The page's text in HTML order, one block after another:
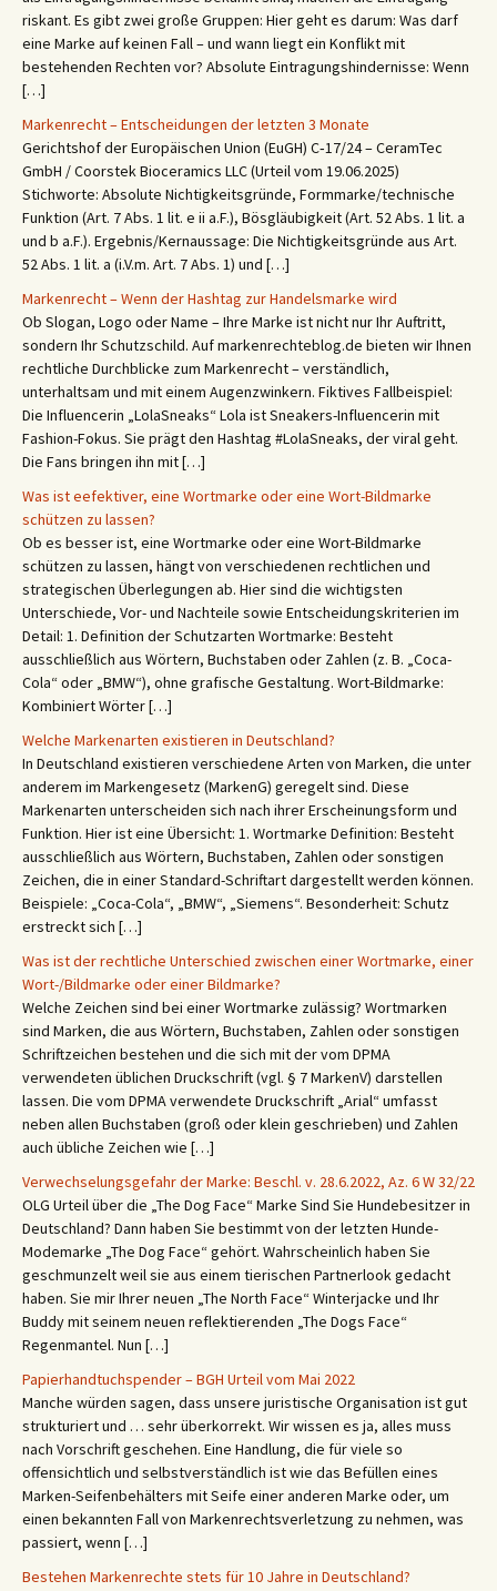
riskant. Es gibt zwei große Gruppen: Hier geht es darum: Was darf
eine Marke auf keinen Fall – und wann liegt ein Konflikt mit
bestehenden Rechten vor? Absolute Eintragungshindernisse: Wenn
[…]
Markenrecht – Entscheidungen der letzten 3 Monate
Gerichtshof der Europäischen Union (EuGH) C‑17/24 – CeramTec
GmbH / Coorstek Bioceramics LLC (Urteil vom 19.06.2025)
Stichworte: Absolute Nichtigkeitsgründe, Formmarke/technische
Funktion (Art. 7 Abs. 1 lit. e ii a.F.), Bösgläubigkeit (Art. 52 Abs. 1 lit. a
und b a.F.). Ergebnis/Kernaussage: Die Nichtigkeitsgründe aus Art.
52 Abs. 1 lit. a (i.V.m. Art. 7 Abs. 1) und […]
Markenrecht – Wenn der Hashtag zur Handelsmarke wird
Ob Slogan, Logo oder Name – Ihre Marke ist nicht nur Ihr Auftritt,
sondern Ihr Schutzschild. Auf markenrechteblog.de bieten wir Ihnen
rechtliche Durchblicke zum Markenrecht – verständlich,
unterhaltsam und mit einem Augenzwinkern. Fiktives Fallbeispiel:
Die Influencerin „LolaSneaks“ Lola ist Sneakers-Influencerin mit
Fashion-Fokus. Sie prägt den Hashtag #LolaSneaks, der viral geht.
Die Fans bringen ihn mit […]
Was ist eefektiver, eine Wortmarke oder eine Wort-Bildmarke
schützen zu lassen?
Ob es besser ist, eine Wortmarke oder eine Wort-Bildmarke
schützen zu lassen, hängt von verschiedenen rechtlichen und
strategischen Überlegungen ab. Hier sind die wichtigsten
Unterschiede, Vor- und Nachteile sowie Entscheidungskriterien im
Detail: 1. Definition der Schutzarten Wortmarke: Besteht
ausschließlich aus Wörtern, Buchstaben oder Zahlen (z. B. „Coca-
Cola“ oder „BMW“), ohne grafische Gestaltung. Wort-Bildmarke:
Kombiniert Wörter […]
Welche Markenarten existieren in Deutschland?
In Deutschland existieren verschiedene Arten von Marken, die unter
anderem im Markengesetz (MarkenG) geregelt sind. Diese
Markenarten unterscheiden sich nach ihrer Erscheinungsform und
Funktion. Hier ist eine Übersicht: 1. Wortmarke Definition: Besteht
ausschließlich aus Wörtern, Buchstaben, Zahlen oder sonstigen
Zeichen, die in einer Standard-Schriftart dargestellt werden können.
Beispiele: „Coca-Cola“, „BMW“, „Siemens“. Besonderheit: Schutz
erstreckt sich […]
Was ist der rechtliche Unterschied zwischen einer Wortmarke, einer
Wort-/Bildmarke oder einer Bildmarke?
Welche Zeichen sind bei einer Wortmarke zulässig? Wortmarken
sind Marken, die aus Wörtern, Buchstaben, Zahlen oder sonstigen
Schriftzeichen bestehen und die sich mit der vom DPMA
verwendeten üblichen Druckschrift (vgl. § 7 MarkenV) darstellen
lassen. Die vom DPMA verwendete Druckschrift „Arial“ umfasst
neben allen Buchstaben (groß oder klein geschrieben) und Zahlen
auch übliche Zeichen wie […]
Verwechselungsgefahr der Marke: Beschl. v. 28.6.2022, Az. 6 W 32/22
OLG Urteil über die „The Dog Face“ Marke Sind Sie Hundebesitzer in
Deutschland? Dann haben Sie bestimmt von der letzten Hunde-
Modemarke „The Dog Face“ gehört. Wahrscheinlich haben Sie
geschmunzelt weil sie aus einem tierischen Partnerlook gedacht
haben. Sie mir Ihrer neuen „The North Face“ Winterjacke und Ihr
Buddy mit seinem neuen reflektierenden „The Dogs Face“
Regenmantel. Nun […]
Papierhandtuchspender – BGH Urteil vom Mai 2022
Manche würden sagen, dass unsere juristische Organisation ist gut
strukturiert und … sehr überkorrekt. Wir wissen es ja, alles muss
nach Vorschrift geschehen. Eine Handlung, die für viele so
offensichtlich und selbstverständlich ist wie das Befüllen eines
Marken-Seifenbehälters mit Seife einer anderen Marke oder, um
einen bekannten Fall von Markenrechtsverletzung zu nehmen, was
passiert, wenn […]
Bestehen Markenrechte stets für 10 Jahre in Deutschland?